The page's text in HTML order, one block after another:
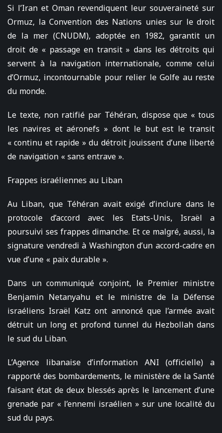
Si l’Iran et Oman revendiquent leur souveraineté sur
Ormuz, la Convention des Nations unies sur le droit
de la mer (CNUDM), adoptée en 1982, garantit un
droit de « passage en transit » dans les détroits qui
servent à la navigation internationale, comme celui
d’Ormuz, incontournable pour relier le Golfe au reste
du monde.
Le texte, non ratifié par Téhéran, dispose que « tous
les navires et aéronefs » dont le but est le transit
« continu et rapide » du détroit jouissent d’une liberté
de navigation « sans entrave ».
Frappes israéliennes au Liban
Au Liban, que Téhéran avait exigé d’inclure dans le
protocole d’accord avec les Etats-Unis, Israël a
poursuivi ses frappes dimanche. Et ce malgré, aussi, la
signature vendredi à Washington d’un accord-cadre en
vue d’une « paix durable ».
Dans un communiqué conjoint, le Premier ministre
Benjamin Netanyahu et le ministre de la Défense
israéliens Israël Katz ont annoncé que l’armée avait
détruit un long et profond tunnel du Hezbollah dans
le sud du Liban.
L’Agence libanaise d’information ANI (officielle) a
rapporté des bombardements, le ministère de la Santé
faisant état de deux blessés après le lancement d’une
grenade par « l’ennemi israélien » sur une localité du
sud du pays.